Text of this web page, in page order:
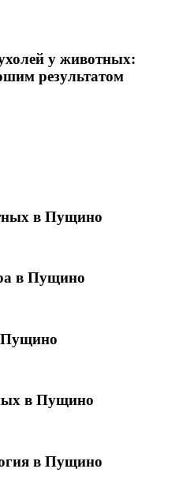
у животных:
результатом
в Пущино
в Пущино
Пущино
в Пущино
в Пущино